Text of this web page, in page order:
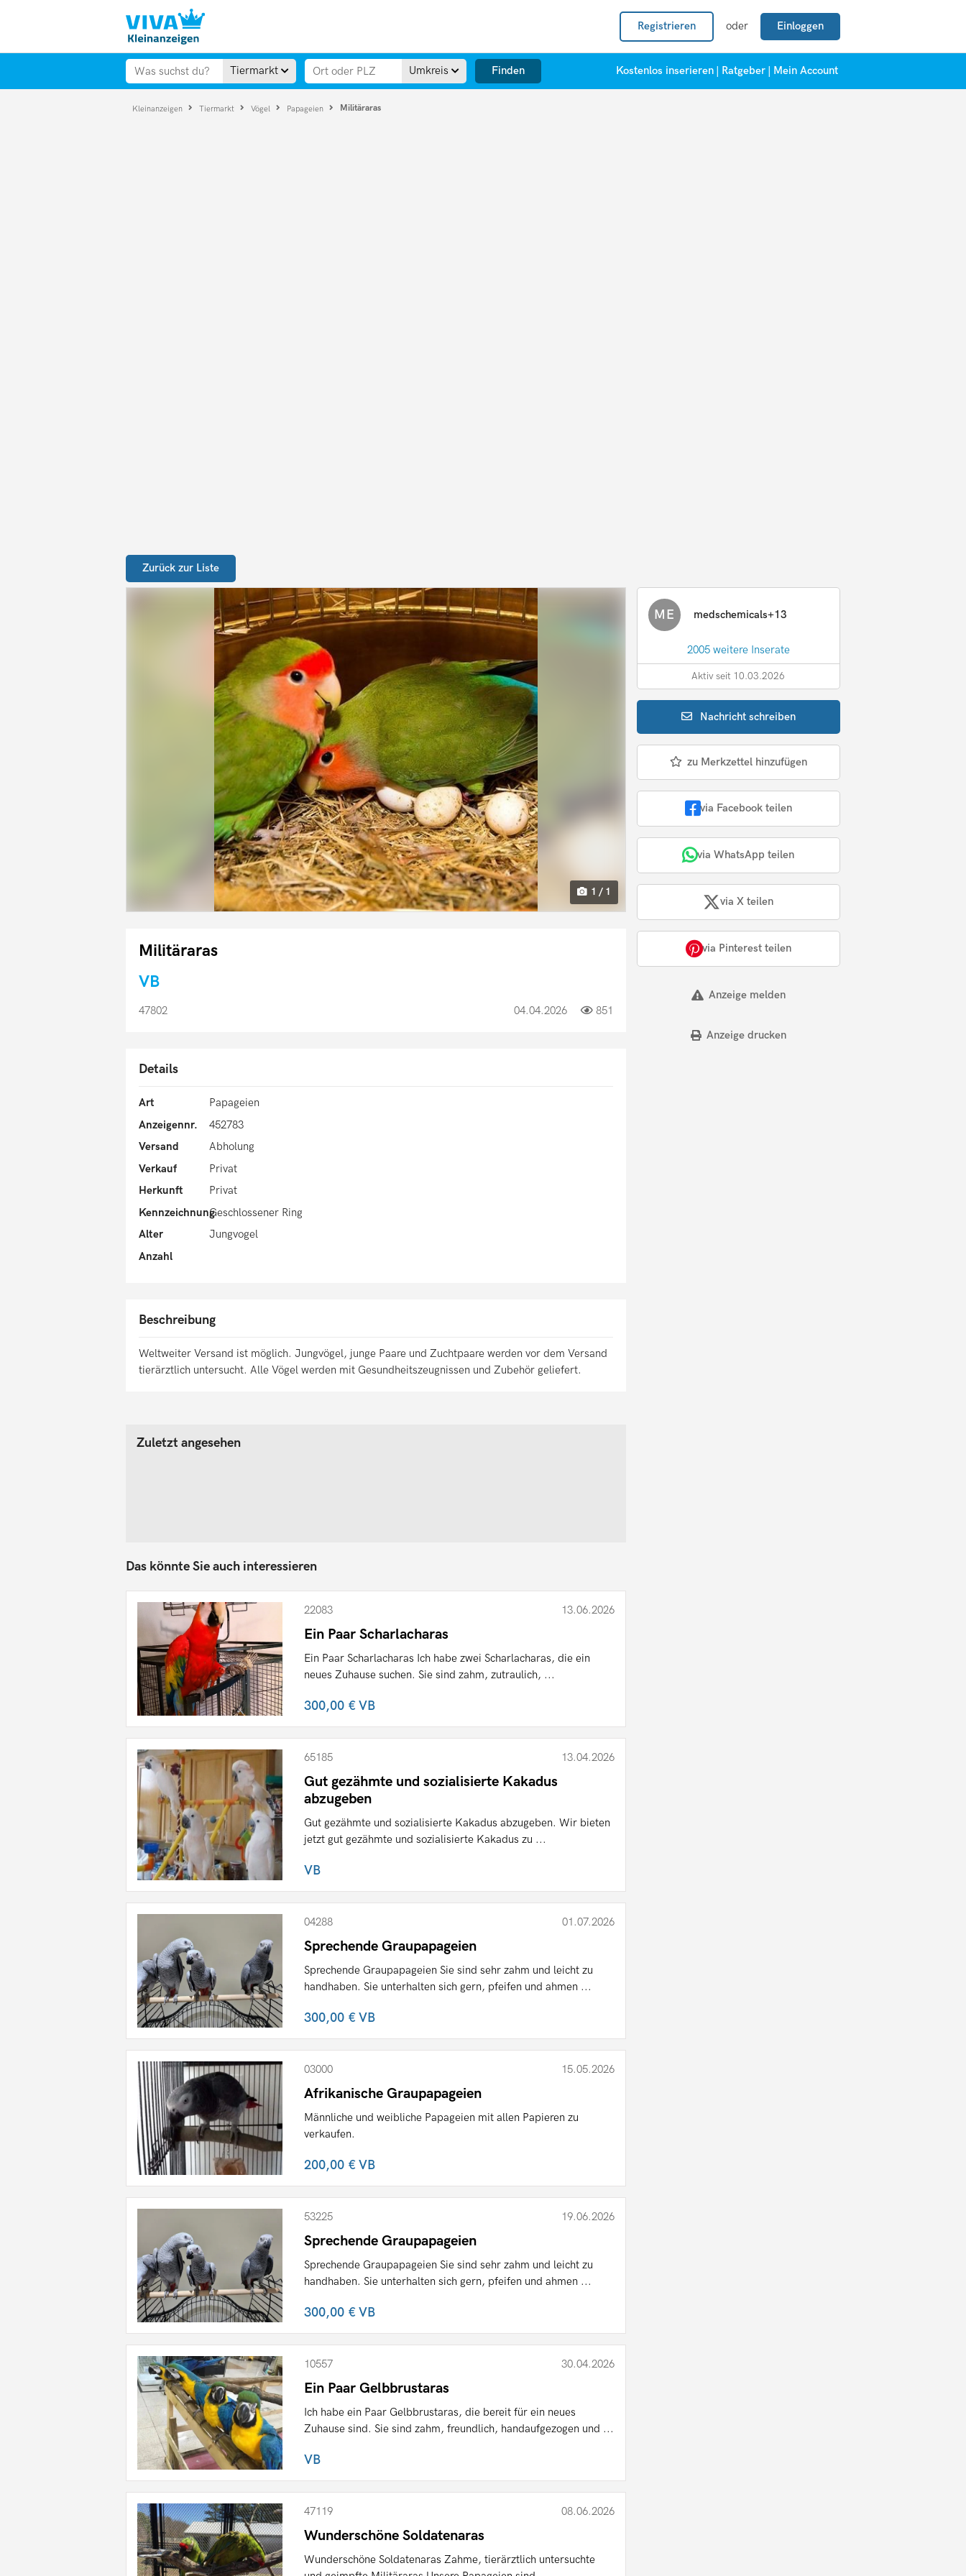
Registrieren oder Einloggen
Tiermarkt Umkreis Finden Kostenlos inserieren Ratgeber Mein Account
Kleinanzeigen Tiermarkt Vögel Papageien Militäraras
Zurück zur Liste
1 / 1
Militäraras
VB
47802 04.04.2026 851
Details
Art
Papageien
Anzeigennr.
452783
Versand
Abholung
Verkauf
Privat
Herkunft
Privat
KennzeichnungGeschlossener Ring
Alter
Jungvogel
Anzahl
Beschreibung
Weltweiter Versand ist möglich. Jungvögel, junge Paare und Zuchtpaare werden vor dem Versand
tierärztlich untersucht. Alle Vögel werden mit Gesundheitszeugnissen und Zubehör geliefert.
ME medschemicals+13
2005 weitere Inserate
Aktiv seit 10.03.2026
Nachrichtschreiben
zu Merkzettel hinzufügen
via Facebook teilen
via WhatsApp teilen
via X teilen
via Pinterest teilen
Anzeige melden
Anzeige drucken
Zuletzt angesehen
Das könnte Sie auch interessieren
22083 13.06.2026
Ein Paar Scharlacharas
Ein Paar Scharlacharas Ich habe zwei Scharlacharas, die ein
neues Zuhause suchen. Sie sind zahm, zutraulich, ...
300,00 €VB
65185 13.04.2026
Gut gezähmte und sozialisierte Kakadus
abzugeben
Gut gezähmte und sozialisierte Kakadus abzugeben. Wir bieten
jetzt gut gezähmte und sozialisierte Kakadus zu ...
VB
04288 01.07.2026
Sprechende Graupapageien
Sprechende Graupapageien Sie sind sehr zahm und leicht zu
handhaben. Sie unterhalten sich gern, pfeifen und ahmen ...
300,00 €VB
03000 15.05.2026
Afrikanische Graupapageien
Männliche und weibliche Papageien mit allen Papieren zu
verkaufen.
200,00 €VB
53225 19.06.2026
Sprechende Graupapageien
Sprechende Graupapageien Sie sind sehr zahm und leicht zu
handhaben. Sie unterhalten sich gern, pfeifen und ahmen ...
300,00 €VB
10557 30.04.2026
Ein Paar Gelbbrustaras
Ich habe ein Paar Gelbbrustaras, die bereit für ein neues
Zuhause sind. Sie sind zahm, freundlich, handaufgezogen und ...
VB
47119 08.06.2026
Wunderschöne Soldatenaras
Wunderschöne Soldatenaras Zahme, tierärztlich untersuchte